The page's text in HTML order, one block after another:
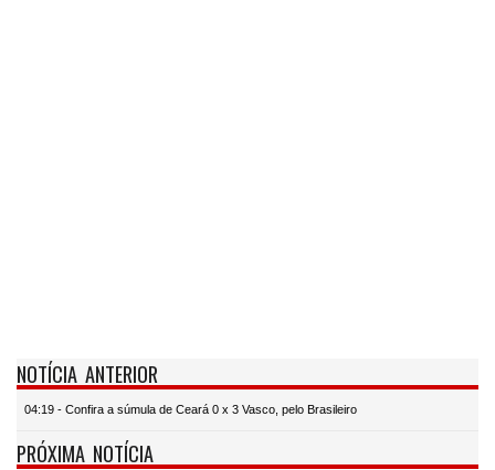
NOTÍCIA ANTERIOR
04:19 - Confira a súmula de Ceará 0 x 3 Vasco, pelo Brasileiro
PRÓXIMA NOTÍCIA